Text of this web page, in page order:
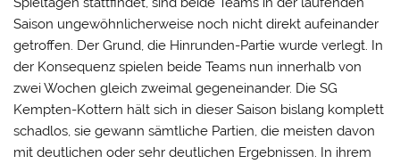
Saison ungewöhnlicherweise noch nicht direkt aufeinander
getroffen. Der Grund, die Hinrunden-Partie wurde verlegt. In
der Konsequenz spielen beide Teams nun innerhalb von
zwei Wochen gleich zweimal gegeneinander. Die SG
Kempten-Kottern hält sich in dieser Saison bislang komplett
schadlos, sie gewann sämtliche Partien, die meisten davon
mit deutlichen oder sehr deutlichen Ergebnissen. In ihrem